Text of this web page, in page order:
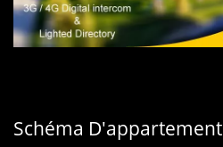
Schéma D'appartement